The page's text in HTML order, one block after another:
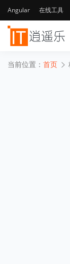
Angular 在线工具
当前位置： 首页